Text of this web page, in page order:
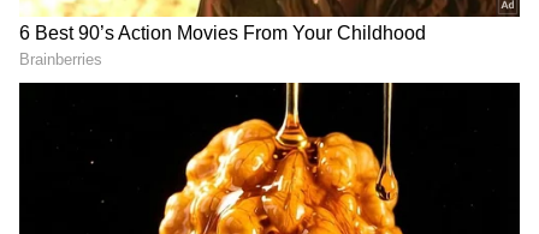
Image Credit : Getty
சிவலிங்கம் மற்றும் பாம்பின் ஆன்மீகத்
தொடர்பு
சிவனின் கழுத்தில் இருக்கும் பாம்பு, சக்தி,
அச்சமின்மை மற்றும் புலன்கள் மீதான
கட்டுப்பாட்டைக் குறிக்கிறது. சிவலிங்கம்